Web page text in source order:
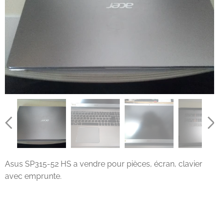
Asus SP315-52 HS a vendre pour pièces, écran, clavier
avec emprunte.